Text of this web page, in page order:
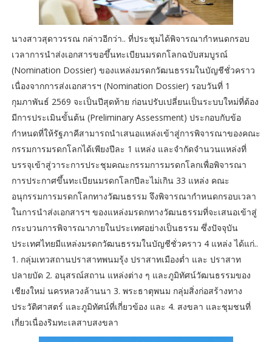
นางสาวสุดาวรรณ กล่าวอีกว่า.. ที่ประชุมได้พิจารณากำหนดกรอบ
เวลาการนำส่งเอกสารขอขึ้นทะเบียนมรดกโลกฉบับสมบูรณ์
(Nomination Dossier) ของแหล่งมรดกวัฒนธรรมในบัญชีชั่วคราว
เนื่องจากการส่งเอกสารฯ (Nomination Dossier) รอบวันที่ 1
กุมภาพันธ์ 2569 จะเป็นปีสุดท้าย ก่อนปรับเปลี่ยนเป็นระบบใหม่ที่ต้อง
มีการประเมินขั้นต้น (Preliminary Assessment) ประกอบกับข้อ
กำหนดที่ให้รัฐภาคีสามารถนำเสนอแหล่งเข้าสู่การพิจารณาของคณะ
กรรมการมรดกโลกได้เพียงปีละ 1 แหล่ง และจำกัดจำนวนแหล่งที่
บรรจุเข้าสู่วาระการประชุมคณะกรรมการมรดกโลกเพื่อพิจารณา
การประกาศขึ้นทะเบียนมรดกโลกปีละไม่เกิน 33 แหล่ง คณะ
อนุกรรมการมรดกโลกทางวัฒนธรรม จึงพิจารณากำหนดกรอบเวลา
ในการนำส่งเอกสารฯ ของแหล่งมรดกทางวัฒนธรรมที่จะเสนอเข้าสู่
กระบวนการพิจารณาภายในประเทศอย่างเป็นธรรม ซึ่งปัจจุบัน
ประเทศไทยมีแหล่งมรดกวัฒนธรรมในบัญชีชั่วคราว 4 แหล่ง ได้แก่..
1. กลุ่มเทวสถานปราสาทพนมรุ้ง ปราสาทเมืองต่ำ และ ปราสาท
ปลายบัด 2. อนุสรณ์สถาน แหล่งต่าง ๆ และภูมิทัศน์วัฒนธรรมของ
เชียงใหม่ นครหลวงล้านนา 3. พระธาตุพนม กลุ่มสิ่งก่อสร้างทาง
ประวัติศาสตร์ และภูมิทัศน์ที่เกี่ยวข้อง และ 4. สงขลา และชุมชนที่
เกี่ยวเนื่องริมทะเลสาบสงขลา